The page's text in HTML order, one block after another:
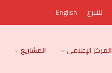
للتبرع English
المركز الإعلامي المشاريع